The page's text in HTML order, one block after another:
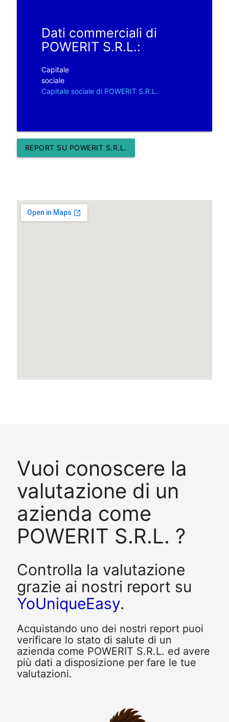
Dati commerciali di
POWERIT S.R.L.:
Capitale
sociale
Capitale sociale di POWERIT S.R.L.
REPORT SU POWERIT S.R.L.
Vuoi conoscere la
valutazione di un
azienda come
POWERIT S.R.L. ?
Controlla la valutazione
grazie ai nostri report su
YoUniqueEasy.
Acquistando uno dei nostri report puoi
verificare lo stato di salute di un
azienda come POWERIT S.R.L. ed avere
più dati a disposizione per fare le tue
valutazioni.